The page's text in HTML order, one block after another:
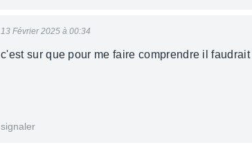
13 Février 2025 à 00:34
c'est sur que pour me faire comprendre il
signaler